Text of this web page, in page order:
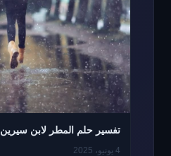
تفسير حلم المطر لابن سيرين
4 يونيو، 2025